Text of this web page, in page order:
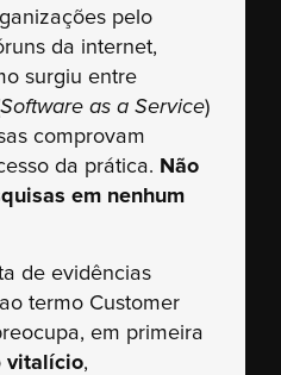
pelo
da internet,
surgiu entre
Software as a Service)
comprovam
da prática. Não
em nenhum
de evidências
termo Customer
em primeira
vitalício,